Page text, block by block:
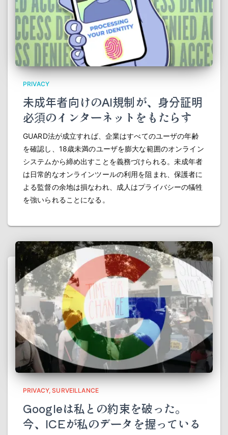
PRIVACY
未成年者向けのAI規制が、身分証明
必須のインターネットをもたらす
GUARD法が成立すれば、企業はすべてのユーザの年齢
を確認し、18歳未満のユーザを膨大な範囲のオンライン
システムから締め出すことを義務づけられる。未成年者
は日常的なオンラインツールの利用を阻まれ、保護者に
よる監督の余地は損なわれ、成人はプライバシーの犠牲
を強いられることになる。
PRIVACY SURVEILLANCE
Googleは私との約束を破った。
今、ICEが私のデータを握っている